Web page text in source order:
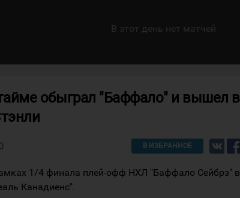
В этот день нет матчей
обыграл "Баффало" и вышел в
В ИЗБРАННОЕ
1/4 финала плей-офф НХЛ "Баффало Сейбрз" в
Канадиенс".